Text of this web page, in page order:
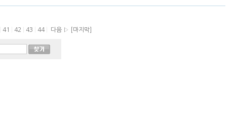
41 42 43 44 다음 ▷ [마지막]